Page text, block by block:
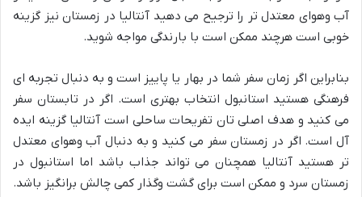
آب وهوای معتدل تر را ترجیح می دهید آنتالیا در زمستان نیز گزینه
خوبی است هرچند ممکن است با بارندگی مواجه شوید.
بنابراین اگر زمان سفر شما در بهار یا پاییز است و به دنبال تجربه ای
فرهنگی هستید استانبول انتخاب بهتری است. اگر در تابستان سفر
می کنید و هدف اصلی تان تفریحات ساحلی است آنتالیا گزینه ایده
آل است. اگر در زمستان سفر می کنید و به دنبال آب وهوای معتدل
تر هستید آنتالیا همچنان می تواند جذاب باشد اما استانبول در
زمستان سرد و ممکن است برای گشت وگذار کمی چالش برانگیز باشد.